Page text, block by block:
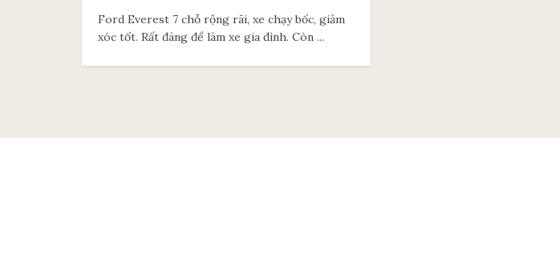
Ford Everest 7 chỗ rộng rãi, xe chạy bốc, giảm
xóc tốt. Rất đáng để làm xe gia đình. Còn ...